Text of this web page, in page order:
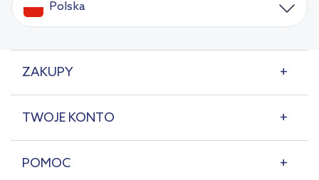
Polska
ZAKUPY
TWOJE KONTO
POMOC